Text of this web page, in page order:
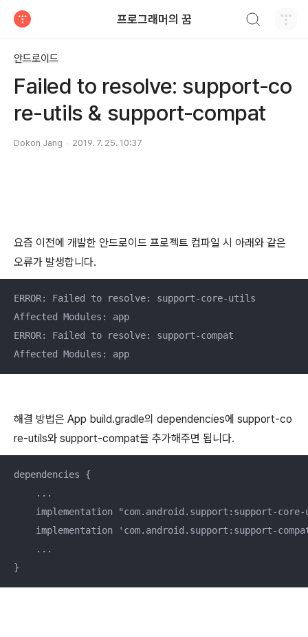
프로그래머의 꿈
안드로이드
Failed to resolve: support-co
re-utils & support-compat
Dokon Jang 2019. 7. 25. 10:37
요즘 이전에 개발한 안드로이드 프로젝트 컴파일 시 아래와 같은
오류가 발생합니다.
ERROR: Failed to resolve: support-core-utils
Affected Modules: app
ERROR: Failed to resolve: support-compat
Affected Modules: app
해결 방법은 App build.gradle의 dependencies에 support-co
re-utils와 support-compat을 추가해주면 됩니다.
dependencies {
    ...
implementation "com.android.support:support-
implementation 'com.android.support:support-
    ...
}